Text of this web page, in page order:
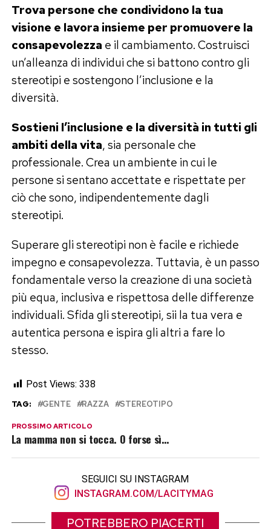
Trova persone che condividono la tua
visione e lavora insieme per promuovere la
consapevolezza e il cambiamento. Costruisci
un’alleanza di individui che si battono contro gli
stereotipi e sostengono l’inclusione e la
diversità.
Sostieni l’inclusione e la diversità in tutti gli
ambiti della vita, sia personale che
professionale. Crea un ambiente in cui le
persone si sentano accettate e rispettate per
ciò che sono, indipendentemente dagli
stereotipi.
Superare gli stereotipi non è facile e richiede
impegno e consapevolezza. Tuttavia, è un passo
fondamentale verso la creazione di una società
più equa, inclusiva e rispettosa delle differenze
individuali. Sfida gli stereotipi, sii la tua vera e
autentica persona e ispira gli altri a fare lo
stesso.
Post Views: 338
TAG: GENTE RAZZA STEREOTIPO
PROSSIMO ARTICOLO
La mamma non si tocca. O forse sì…
SEGUICI SU INSTAGRAM
INSTAGRAM.COM/LACITYMAG
POTREBBERO PIACERTI